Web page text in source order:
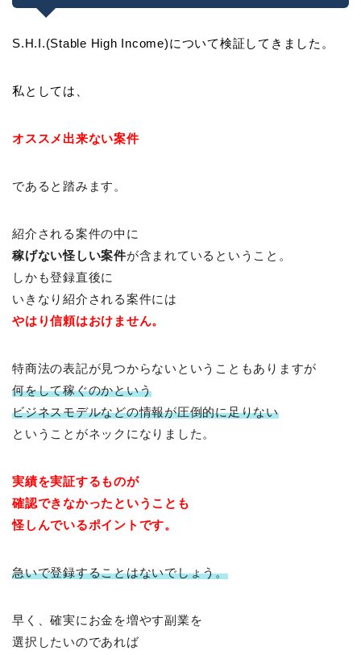
S.H.I.(Stable High Income)について検証してきました。
私としては、
オススメ出来ない案件
であると踏みます。
紹介される案件の中に
稼げない怪しい案件が含まれているということ。
しかも登録直後に
いきなり紹介される案件には
やはり信頼はおけません。
特商法の表記が見つからないということもありますが
何をして稼ぐのかという
ビジネスモデルなどの情報が圧倒的に足りない
ということがネックになりました。
実績を実証するものが
確認できなかったということも
怪しんでいるポイントです。
急いで登録することはないでしょう。
早く、確実にお金を増やす副業を
選択したいのであれば